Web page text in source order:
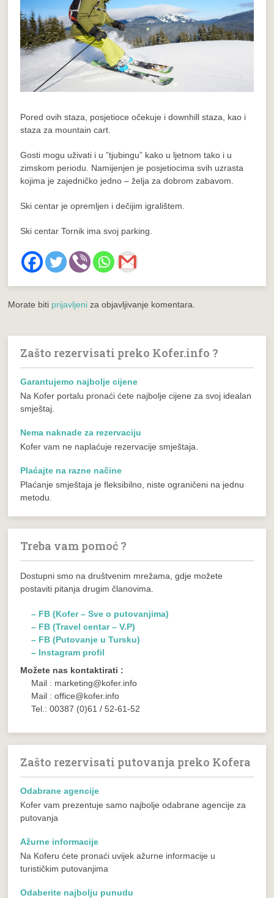
Pored ovih staza, posjetioce očekuje i downhill staza, kao i
staza za mountain cart.
Gosti mogu uživati i u ”tjubingu” kako u ljetnom tako i u
zimskom periodu. Namijenjen je posjetiocima svih uzrasta
kojima je zajedničko jedno – želja za dobrom zabavom.
Ski centar je opremljen i dečijim igralištem.
Ski centar Tornik ima svoj parking.
Morate biti prijavljeni za objavljivanje komentara.
Zašto rezervisati preko Kofer.info ?
Garantujemo najbolje cijene
Na Kofer portalu pronaći ćete najbolje cijene za svoj idealan
smještaj.
Nema naknade za rezervaciju
Kofer vam ne naplaćuje rezervacije smještaja.
Plaćajte na razne načine
Plaćanje smještaja je fleksibilno, niste ograničeni na jednu
metodu.
Treba vam pomoć ?
Dostupni smo na društvenim mrežama, gdje možete
postaviti pitanja drugim članovima.
– FB (Kofer – Sve o putovanjima)
– FB (Travel centar – V.P)
– FB (Putovanje u Tursku)
– Instagram profil
Možete nas kontaktirati :
Mail : marketing@kofer.info
Mail : office@kofer.info
Tel.: 00387 (0)61 / 52-61-52
Zašto rezervisati putovanja preko Kofera
Odabrane agencije
Kofer vam prezentuje samo najbolje odabrane agencije za
putovanja
Ažurne informacije
Na Koferu ćete pronaći uvijek ažurne informacije u
turističkim putovanjima
Odaberite najbolju punudu